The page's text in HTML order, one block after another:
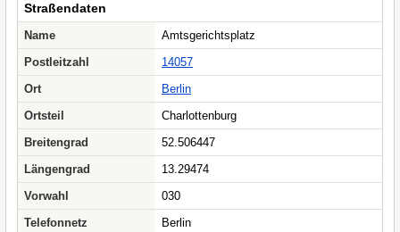
Straßendaten
Name
Amtsgerichtsplatz
Postleitzahl
14057
Ort
Berlin
Ortsteil
Charlottenburg
Breitengrad
52.506447
Längengrad
13.29474
Vorwahl
030
Telefonnetz
Berlin